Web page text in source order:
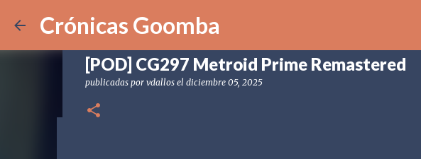
Crónicas Goomba
[POD] CG297 Metroid Prime Remastered
publicadas por vdallos el diciembre 05, 2025